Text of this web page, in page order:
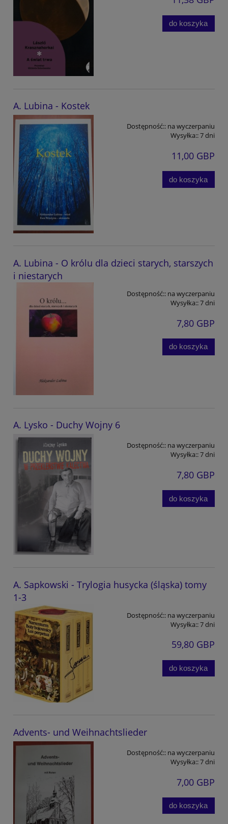
do koszyka
A. Lubina - Kostek
Dostępność:: na wyczerpaniu
Wysyłka::7 dni
11,00 GBP
do koszyka
A. Lubina - O królu dla dzieci starych, starszych
i niestarych
Dostępność:: na wyczerpaniu
Wysyłka::7 dni
7,80 GBP
do koszyka
A. Lysko - Duchy Wojny 6
Dostępność:: na wyczerpaniu
Wysyłka::7 dni
7,80 GBP
do koszyka
A. Sapkowski - Trylogia husycka (śląska) tomy
1-3
Dostępność:: na wyczerpaniu
Wysyłka::7 dni
59,80 GBP
do koszyka
Advents- und Weihnachtslieder
Dostępność:: na wyczerpaniu
Wysyłka::7 dni
7,00 GBP
do koszyka